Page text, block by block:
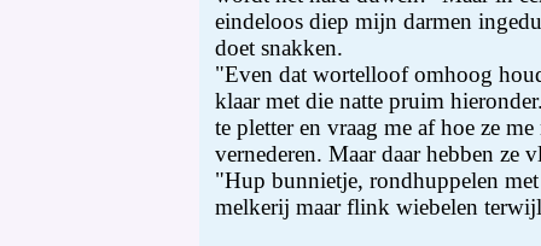
eindeloos diep mijn darmen
doet snakken.
"Even dat wortelloof omhoog
klaar met die natte pruim
te pletter en vraag me af hoe ze
vernederen. Maar daar hebben ze
"Hup bunnietje, rondhuppelen met
melkerij maar flink wiebelen